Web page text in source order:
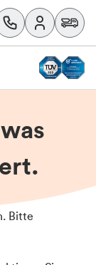
Bitte